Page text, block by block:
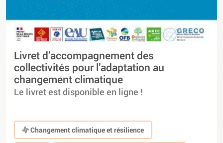
Livret d’accompagnement des
collectivités pour l’adaptation au
changement climatique
Le livret est disponible en ligne !
Changement climatique et résilience